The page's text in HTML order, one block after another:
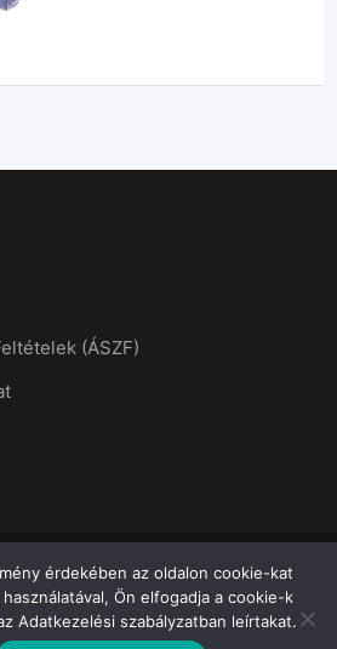
(ÁSZF)
érdekében az oldalon cookie-kat
Ön elfogadja a cookie-k
Adatkezelési szabályzatban leírtakat.